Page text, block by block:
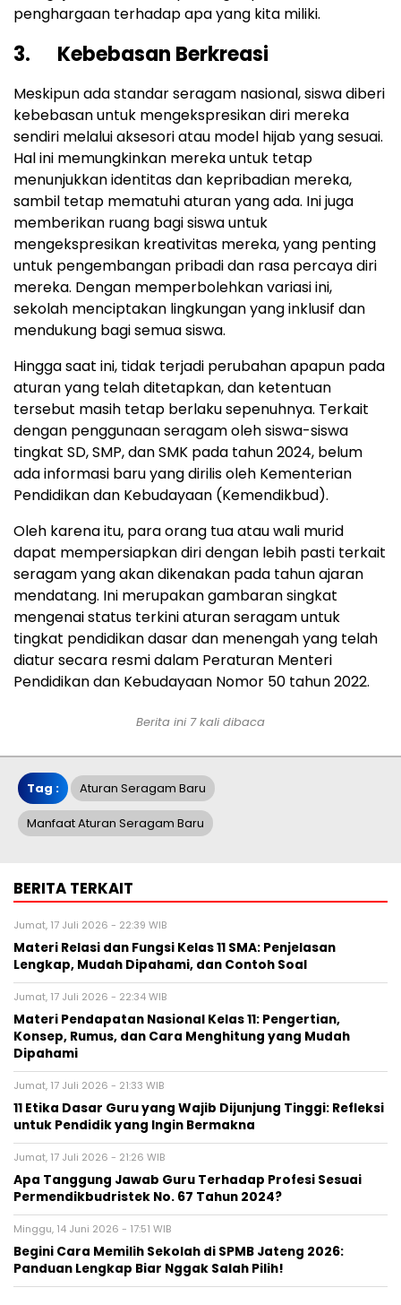
penghargaan terhadap apa yang kita miliki.
3. Kebebasan Berkreasi
Meskipun ada standar seragam nasional, siswa diberi
kebebasan untuk mengekspresikan diri mereka
sendiri melalui aksesori atau model hijab yang sesuai.
Hal ini memungkinkan mereka untuk tetap
menunjukkan identitas dan kepribadian mereka,
sambil tetap mematuhi aturan yang ada. Ini juga
memberikan ruang bagi siswa untuk
mengekspresikan kreativitas mereka, yang penting
untuk pengembangan pribadi dan rasa percaya diri
mereka. Dengan memperbolehkan variasi ini,
sekolah menciptakan lingkungan yang inklusif dan
mendukung bagi semua siswa.
Hingga saat ini, tidak terjadi perubahan apapun pada
aturan yang telah ditetapkan, dan ketentuan
tersebut masih tetap berlaku sepenuhnya. Terkait
dengan penggunaan seragam oleh siswa-siswa
tingkat SD, SMP, dan SMK pada tahun 2024, belum
ada informasi baru yang dirilis oleh Kementerian
Pendidikan dan Kebudayaan (Kemendikbud).
Oleh karena itu, para orang tua atau wali murid
dapat mempersiapkan diri dengan lebih pasti terkait
seragam yang akan dikenakan pada tahun ajaran
mendatang. Ini merupakan gambaran singkat
mengenai status terkini aturan seragam untuk
tingkat pendidikan dasar dan menengah yang telah
diatur secara resmi dalam Peraturan Menteri
Pendidikan dan Kebudayaan Nomor 50 tahun 2022.
Berita ini 7 kali dibaca
Tag : Aturan Seragam Baru
Manfaat Aturan Seragam Baru
BERITA TERKAIT
Jumat, 17 Juli 2026 - 22:39 WIB
Materi Relasi dan Fungsi Kelas 11 SMA: Penjelasan
Lengkap, Mudah Dipahami, dan Contoh Soal
Jumat, 17 Juli 2026 - 22:34 WIB
Materi Pendapatan Nasional Kelas 11: Pengertian,
Konsep, Rumus, dan Cara Menghitung yang Mudah
Dipahami
Jumat, 17 Juli 2026 - 21:33 WIB
11 Etika Dasar Guru yang Wajib Dijunjung Tinggi: Refleksi
untuk Pendidik yang Ingin Bermakna
Jumat, 17 Juli 2026 - 21:26 WIB
Apa Tanggung Jawab Guru Terhadap Profesi Sesuai
Permendikbudristek No. 67 Tahun 2024?
Minggu, 14 Juni 2026 - 17:51 WIB
Begini Cara Memilih Sekolah di SPMB Jateng 2026:
Panduan Lengkap Biar Nggak Salah Pilih!